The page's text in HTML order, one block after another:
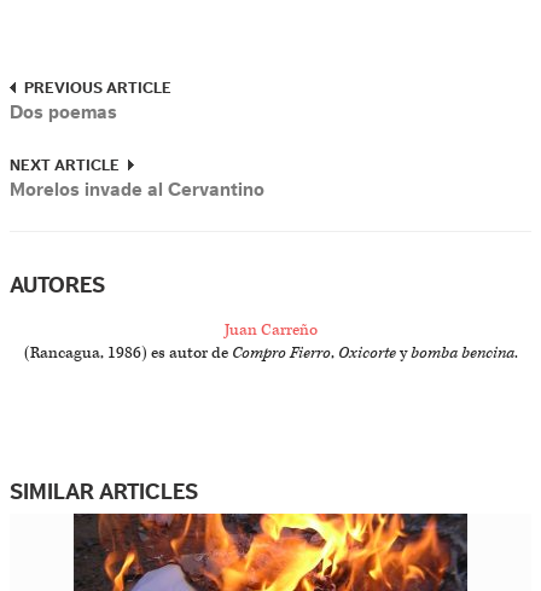
PREVIOUS ARTICLE
Dos poemas
NEXT ARTICLE
Morelos invade al Cervantino
AUTORES
Juan Carreño
(Rancagua, 1986) es autor de Compro Fierro, Oxicorteybomba bencina.
SIMILAR ARTICLES